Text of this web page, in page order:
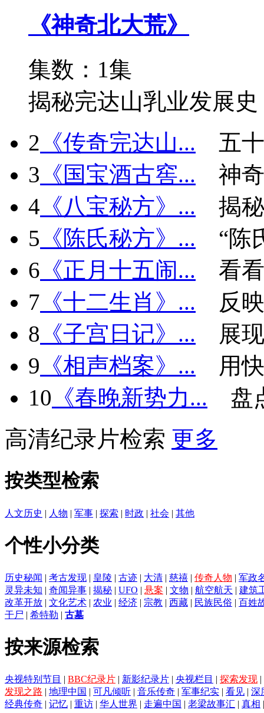
《神奇北大荒》
集数：1集
揭秘完达山乳业发展史
2 《传奇完达山...
五
3 《国宝酒古窖...
神
4 《八宝秘方》...
揭
5 《陈氏秘方》...
“陈
6 《正月十五闹...
看
7 《十二生肖》...
反
8 《子宫日记》...
展
9 《相声档案》...
用
10 《春晚新势力...
盘
高清纪录片检索 更多
按类型检索
人文历史 | 人物 | 军事 | 探索 | 时政 | 社会 | 其他
个性小分类
历史秘闻 | 考古发现 | 皇陵 | 古迹 | 大清 | 慈禧 | 传奇人物 | 军政
灵异未知 | 奇闻异事 | 揭秘 | UFO | 悬案 | 文物 | 航空航天 | 建筑
改革开放 | 文化艺术 | 农业 | 经济 | 宗教 | 西藏 | 民族民俗 | 百姓
干尸 | 希特勒 | 古墓
按来源检索
央视特别节目 | BBC纪录片 | 新影纪录片 | 央视栏目 | 探索发现 |
发现之路 | 地理中国 | 可凡倾听 | 音乐传奇 | 军事纪实 | 看见 | 深
经典传奇 | 记忆 | 重访 | 华人世界 | 走遍中国 | 老梁故事汇 | 真相